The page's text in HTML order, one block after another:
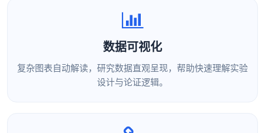
数据可视化
复杂图表自动解读，研究数据直观呈现，帮助快速理解实验
设计与论证逻辑。